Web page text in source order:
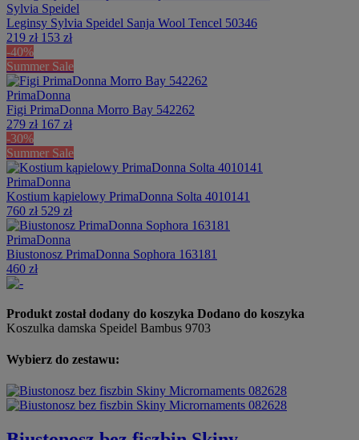
Sylvia Speidel
Leginsy Sylvia Speidel Sanja Wool Tencel 50346
219 zł 153 zł
-40%
Summer Sale
PrimaDonna
Figi PrimaDonna Morro Bay 542262
279 zł 167 zł
-30%
Summer Sale
PrimaDonna
Kostium kąpielowy PrimaDonna Solta 4010141
760 zł 529 zł
PrimaDonna
Biustonosz PrimaDonna Sophora 163181
460 zł
Produkt został dodany do koszyka Dodano do koszyka
Koszulka damska Speidel Bambus 9703
Wybierz do zestawu: